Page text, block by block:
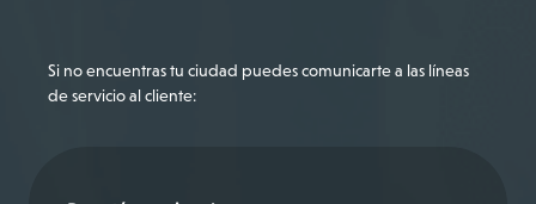
Si no encuentras tu ciudad puedes comunicarte a las líneas
de servicio al cliente: